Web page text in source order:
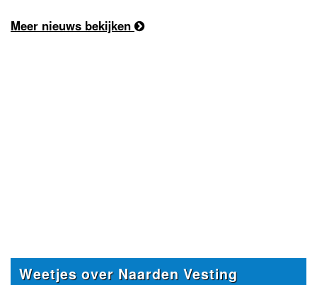
Meer nieuws bekijken
Weetjes over Naarden Vesting